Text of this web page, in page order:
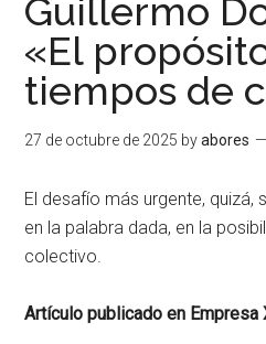
Guillermo
«El
tiempos de
27 de octubre de 2025 byabores
El desafío más urgente, quizá,
en la palabra dada, en la
colectivo.
Artículo publicado en